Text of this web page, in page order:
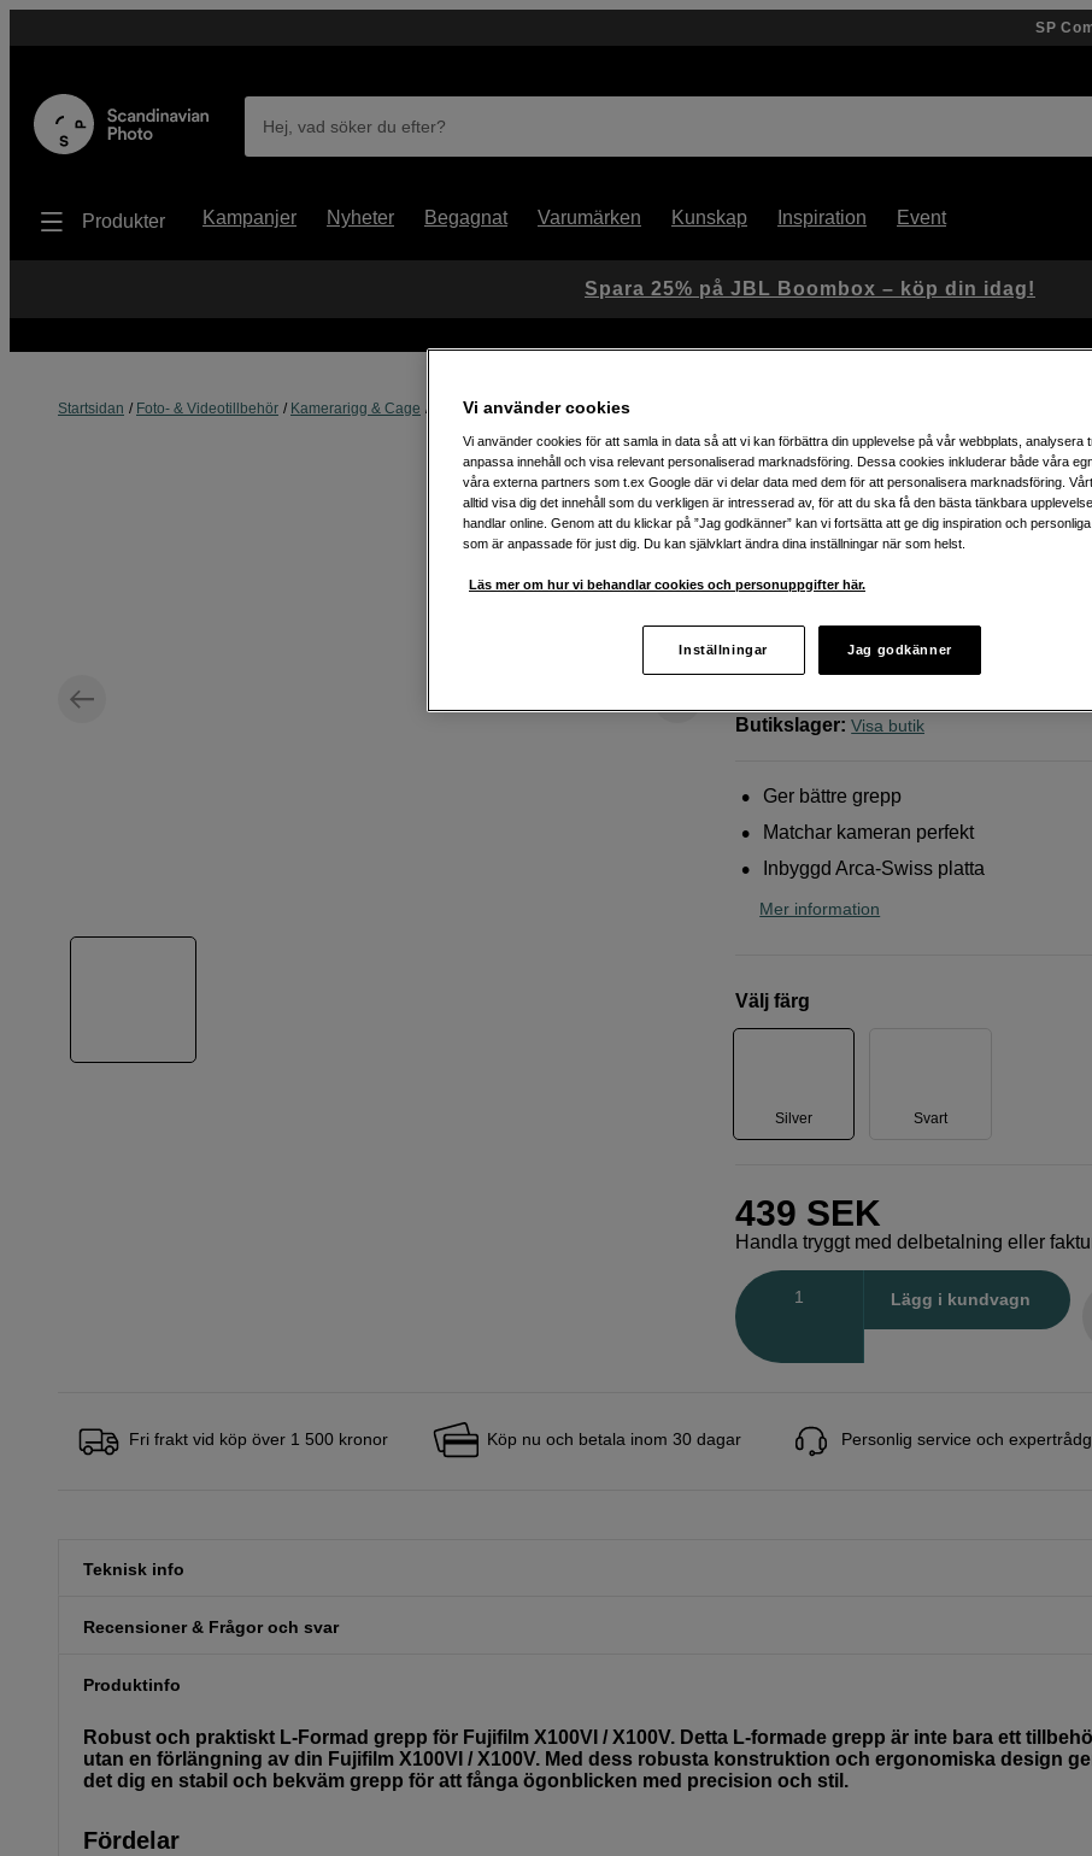
SP
Hej, vad söker du efter?
Produkter Kampanjer Nyheter Begagnat Varumärken Kunskap Inspiration Event
Startsidan Foto- & Videotillbehör Kamerarigg & Cage L-bracket SmallRig 4555 L-Shape Grip for Fujifilm X100VI / X100V Silver
Artikelnummer: 1100129
SmallRig 4555 L-Shape Grip for Fujifilm X100VI
Handgrepp till Fujifilm X100VI /
X100V, Silver
Butikslager: Visa butik
Ger bättre grepp
Matchar kameran perfekt
Inbyggd Arca-Swiss platta
Mer information
Välj färg
Silver Svart
439 SEK
Handla tryggt med delbetalning eller
Lägg i kundvagn
Fri frakt vid köp över 1 500 kronor Köp nu och betala inom 30 dagar Personlig service och
Teknisk info
Recensioner & Frågor och svar
Produktinfo
Robust och praktiskt L-Formad grepp för Fujifilm X100VI / X100V. Detta L-formade grepp är inte bara ett
utan en förlängning av din Fujifilm X100VI / X100V. Med dess robusta konstruktion och ergonomiska design
det dig en stabil och bekväm grepp för att fånga ögonblicken med precision och stil.
Fördelar
Spara 25% på JBL Boombox – köp din idag!
Vi använder cookies
Vi använder cookies för att samla in data så att vi kan förbättra din upplevelse på vår webbplats, analysera
anpassa innehåll och visa relevant personaliserad marknadsföring. Dessa cookies inkluderar både våra
våra externa partners som t.ex Google där vi delar data med dem för att personalisera marknadsföring.
alltid visa dig det innehåll som du verkligen är intresserad av, för att du ska få den bästa tänkbara
handlar online. Genom att du klickar på ”Jag godkänner” kan vi fortsätta att ge dig inspiration och
som är anpassade för just dig. Du kan självklart ändra dina inställningar när som helst.
Läs mer om hur vi behandlar cookies och personuppgifter här.
Inställningar Jag godkänner